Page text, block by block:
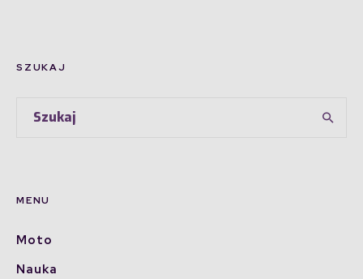
SZUKAJ
MENU
Moto
Nauka